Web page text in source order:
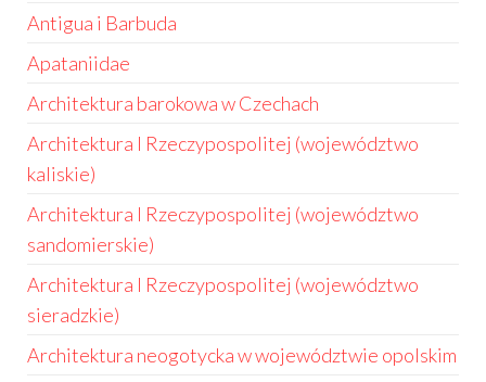
Antigua i Barbuda
Apataniidae
Architektura barokowa w Czechach
Architektura I Rzeczypospolitej (województwo
kaliskie)
Architektura I Rzeczypospolitej (województwo
sandomierskie)
Architektura I Rzeczypospolitej (województwo
sieradzkie)
Architektura neogotycka w województwie opolskim